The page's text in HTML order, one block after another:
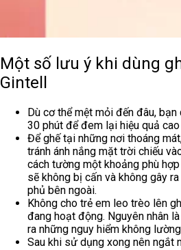
Một số lưu ý khi dùng
Gintell
Dù cơ thể mệt mỏi đến đâu,
30 phút để đem lại hiệu quả cao
Để ghế tại những nơi thoáng
tránh ánh nắng mặt trời chiếu
cách tường một khoảng phù
sẽ không bị cấn và không gây
phủ bên ngoài.
Không cho trẻ em leo trèo lên
đang hoạt động. Nguyên nhân
ra những nguy hiểm không
Sau khi sử dụng xong nên ngắt